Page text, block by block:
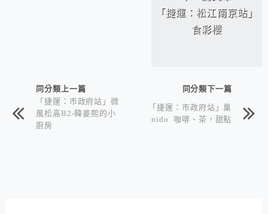
「捷運：松江南京站」
食彩櫻
同分類上一篇
「捷運：市政府站」微
風松高B2-韓姜熙的小
廚房
同分類下一篇
「捷運：市政府站」巢
nido 咖啡、茶，甜點